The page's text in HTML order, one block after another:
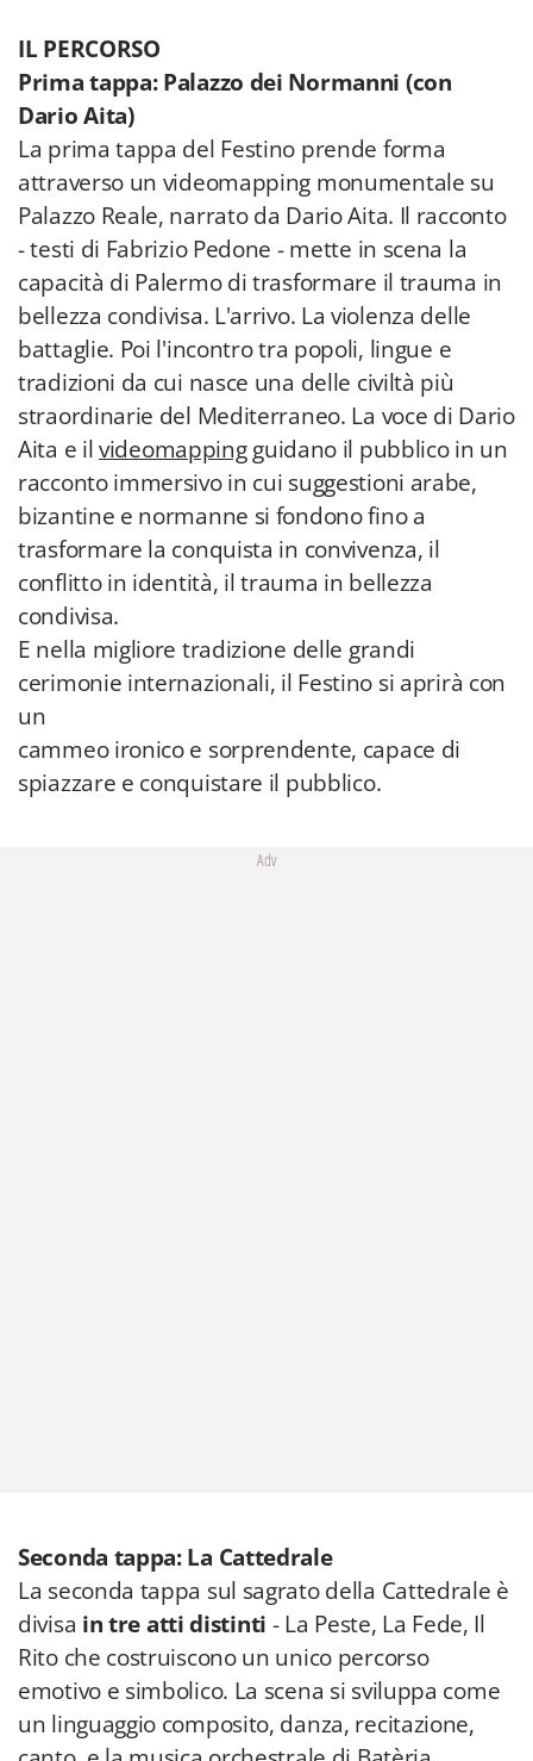
IL PERCORSO
Prima tappa: Palazzo dei Normanni (con
Dario Aita)
La prima tappa del Festino prende forma
attraverso un videomapping monumentale su
Palazzo Reale, narrato da Dario Aita. Il racconto
- testi di Fabrizio Pedone - mette in scena la
capacità di Palermo di trasformare il trauma in
bellezza condivisa. L'arrivo. La violenza delle
battaglie. Poi l'incontro tra popoli, lingue e
tradizioni da cui nasce una delle civiltà più
straordinarie del Mediterraneo. La voce di Dario
Aita e ilvideomappingguidano il pubblico in un
racconto immersivo in cui suggestioni arabe,
bizantine e normanne si fondono fino a
trasformare la conquista in convivenza, il
conflitto in identità, il trauma in bellezza
condivisa.
E nella migliore tradizione delle grandi
cerimonie internazionali, il Festino si aprirà con
un
cammeo ironico e sorprendente, capace di
spiazzare e conquistare il pubblico.
Adv
Seconda tappa: La Cattedrale
La seconda tappa sul sagrato della Cattedrale è
divisa in tre atti distinti - La Peste, La Fede, Il
Rito che costruiscono un unico percorso
emotivo e simbolico. La scena si sviluppa come
un linguaggio composito, danza, recitazione,